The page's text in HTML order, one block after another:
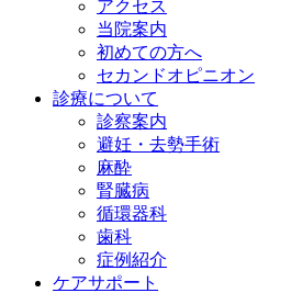
アクセス
当院案内
初めての方へ
セカンドオピニオン
診療について
診察案内
避妊・去勢手術
麻酔
腎臓病
循環器科
歯科
症例紹介
ケアサポート